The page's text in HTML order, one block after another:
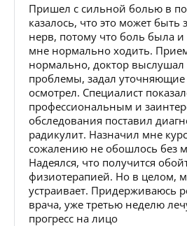
Пришел с сильной болью в
казалось, что это может
нерв, потому что боль была
мне нормально ходить.
нормально, доктор выслушал
проблемы, задал
осмотрел. Специалист
профессиональным и
обследования поставил
радикулит. Назначил мне
сожалению не обошлось без
Надеялся, что получится
физиотерапией. Но в целом,
устраивает. Придерживаюсь
врача, уже третью неделю
прогресс на лицо